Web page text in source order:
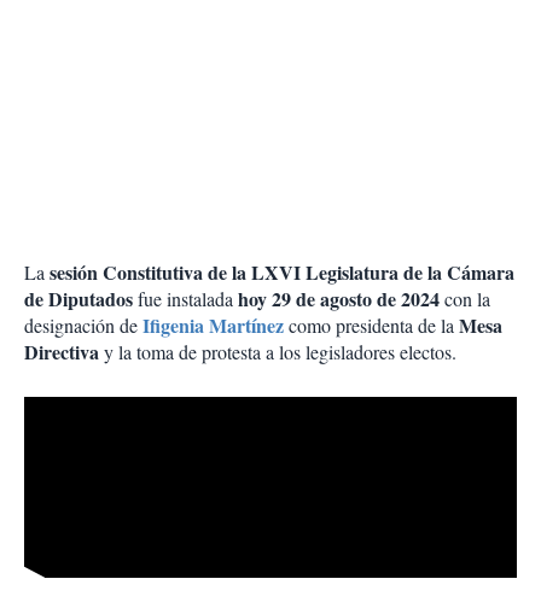
Lasesión Constitutiva de la LXVI Legislatura de la Cámara
de Diputadosfue instaladahoy 29 de agosto de 2024con la
designación deIfigenia Martínezcomo presidenta de laMesa
Directivay la toma de protesta a los legisladores electos.